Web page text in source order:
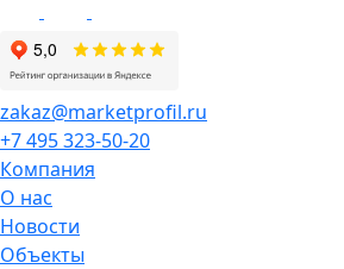
zakaz@marketprofil.ru
+7 495 323-50-20
Компания
О нас
Новости
Объекты